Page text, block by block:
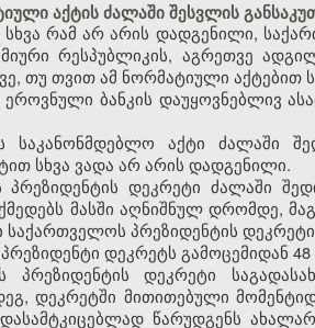
აქტის ძალაში შესვლის
სხვა რამ არ არის დადგენილი,
რესპუბლიკის, აგრეთვე
თუ თვით ამ ნორმატიული
ბანკის დაუყოვნებლივ
საკანონმდებლო აქტი ძალაში
სხვა ვადა არ არის დადგენილი.
პრეზიდენტის დეკრეტი ძალაში
მასში აღნიშნულ დრომდე,
საქართველოს პრეზიდენტის
დეკრეტს გამოცემიდან
პრეზიდენტის დეკრეტი
დეკრეტში მითითებული
დასამტკიცებლად წარუდგენს